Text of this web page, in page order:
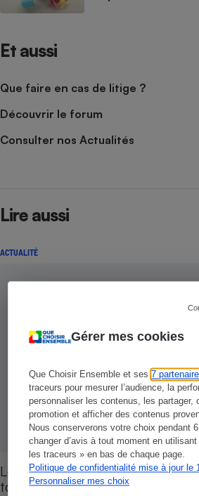
Gérer mes cookies
Que Choisir Ensemble et ses7
traceurs pour mesurer l’audience, la
personnaliser les contenus, les partager,
promotion et afficher des contenus
Nous conserverons votre choix pendant
changer d’avis à tout moment en
les traceurs » en bas de chaque page.
Politique de confidentialité mise à jour le
Personnaliser mes choix
Et aussi
Que faire en cas de litige ?
Découvrir le forum
Consulter nos Actualités
Lire aussi
ACTUALITÉ
Lessive Le Chat bébé - Des
tort